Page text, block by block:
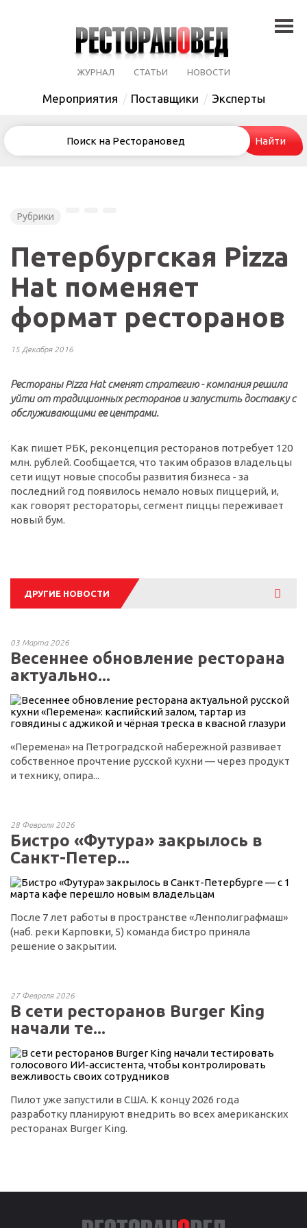
ЖУРНАЛ СТАТЬИ НОВОСТИ
Мероприятия Поставщики Эксперты
Рубрики
Петербургская Pizza
Hat поменяет
формат ресторанов
15 Декабря 2016
Рестораны Pizza Hat сменят стратегию - компания решила
уйти от традиционных ресторанов и запустить доставку с
обслуживающими ее центрами.
Как пишет РБК, реконцепция ресторанов потребует 120
млн. рублей. Сообщается, что таким образов владельцы
сети ищут новые способы развития бизнеса - за
последний год появилось немало новых пиццерий, и,
как говорят рестораторы, сегмент пиццы переживает
новый бум.
ДРУГИЕ НОВОСТИ
03 Марта 2026
Весеннее обновление ресторана
актуально...
«Перемена» на Петроградской набережной развивает
собственное прочтение русской кухни — через продукт
и технику, опира...
28 Февраля 2026
Бистро «Футура» закрылось в
Санкт-Петер...
После 7 лет работы в пространстве «Ленполиграфмаш»
(наб. реки Карповки, 5) команда бистро приняла
решение о закрытии.
27 Февраля 2026
В сети ресторанов Burger King
начали те...
Пилот уже запустили в США. К концу 2026 года
разработку планируют внедрить во всех американских
ресторанах Burger King.